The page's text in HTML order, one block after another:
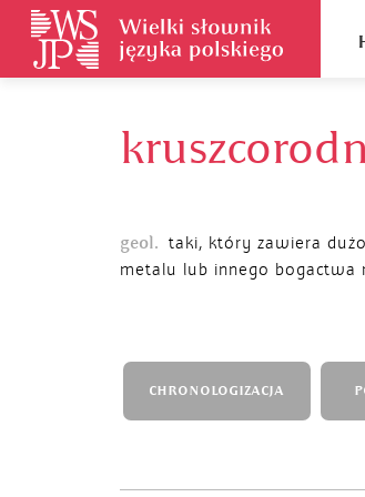
geol. taki, który zawiera
metalu lub innego bogactwa
CHRONOLOGIZACJA